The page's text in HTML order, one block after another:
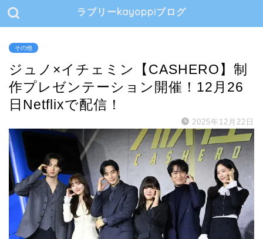
ラブリーkayoppiブログ
その他
ジュノ×イチェミン【CASHERO】制
作プレゼンテーション開催！12月26
日Netflixで配信！
2025年12月22日